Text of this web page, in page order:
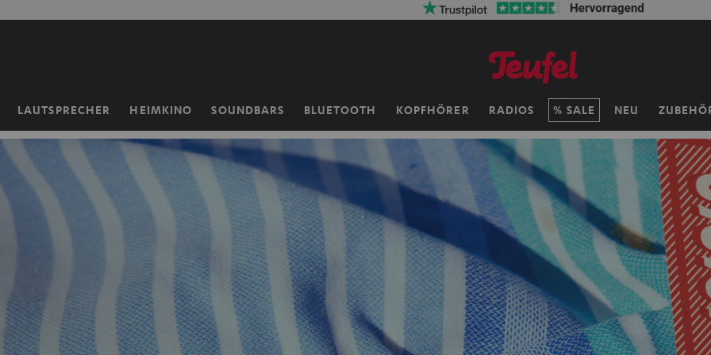
LAUTSPRECHER HEIMKINO SOUNDBARS BLUETOOTH KOPFHÖRER RADIOS SALE NEU
Startseite